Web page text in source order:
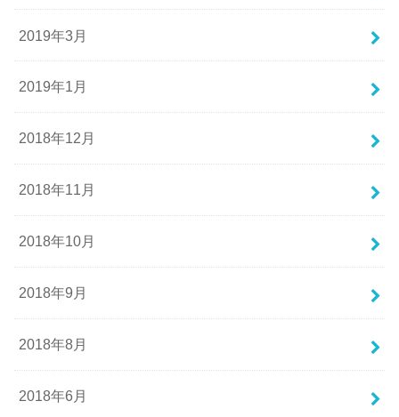
2019年3月
2019年1月
2018年12月
2018年11月
2018年10月
2018年9月
2018年8月
2018年6月